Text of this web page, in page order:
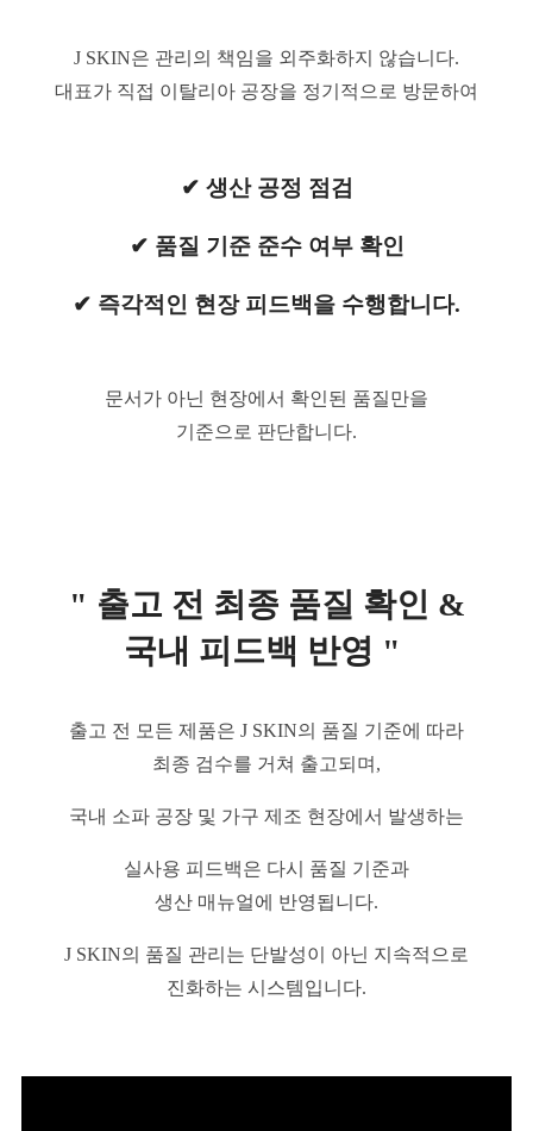
J SKIN은 관리의 책임을 외주화하지 않습니다.
대표가 직접 이탈리아 공장을 정기적으로 방문하여
✔ 생산 공정 점검
✔ 품질 기준 준수 여부 확인
✔ 즉각적인 현장 피드백을 수행합니다.
문서가 아닌 현장에서 확인된 품질만을
기준으로 판단합니다.
" 출고 전 최종 품질 확인 &
국내 피드백 반영 "
출고 전 모든 제품은 J SKIN의 품질 기준에 따라
최종 검수를 거쳐 출고되며,
국내 소파 공장 및 가구 제조 현장에서 발생하는
실사용 피드백은 다시 품질 기준과
생산 매뉴얼에 반영됩니다.
J SKIN의 품질 관리는 단발성이 아닌 지속적으로
진화하는 시스템입니다.